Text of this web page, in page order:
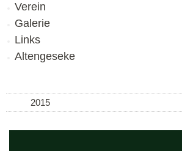
Verein
Galerie
Links
Altengeseke
2015